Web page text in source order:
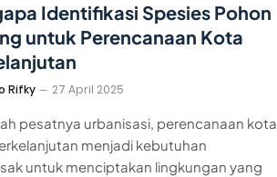
Identifikasi Spesies Pohon
untuk Perencanaan Kota
Rifky 27 April 2025
pesatnya urbanisasi, perencanaan kota
menjadi kebutuhan
untuk menciptakan lingkungan yang